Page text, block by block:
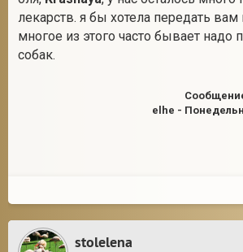
лекарств. я бы хотела передать вам
многое из этого часто бывает надо
собак.
elhe -
stolelena